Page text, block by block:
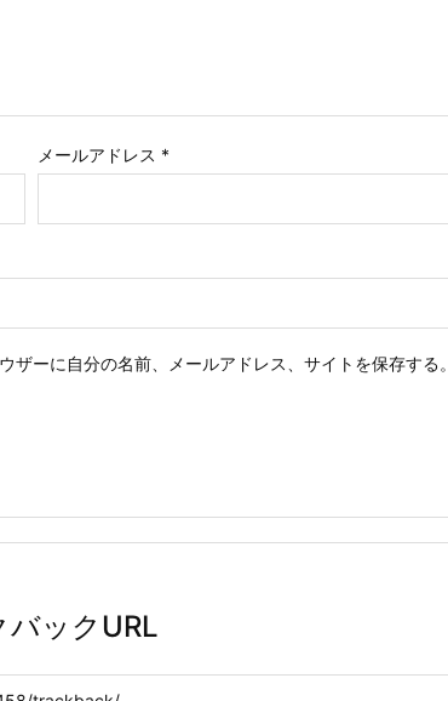
メールアドレス *
ザーに自分の名前、メールアドレス、サイトを保存する。
バックURL